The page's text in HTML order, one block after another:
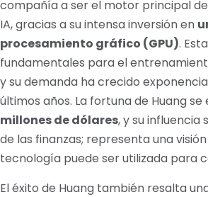
compañía a ser el motor principal
IA, gracias a su intensa inversión en
procesamiento gráfico (GPU).
fundamentales para el
y su demanda ha crecido
últimos años. La fortuna de Huang se
millones de dólares, y su influencia
de las finanzas; representa una
tecnología puede ser utilizada para
El éxito de Huang también resalta